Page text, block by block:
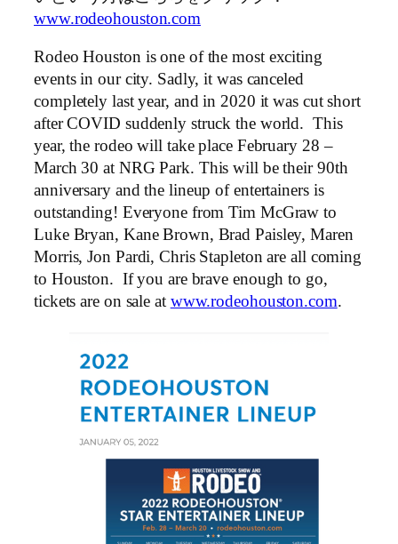
www.rodeohouston.com
Rodeo Houston is one of the most exciting
events in our city. Sadly, it was canceled
completely last year, and in 2020 it was cut short
after COVID suddenly struck the world. This
year, the rodeo will take place February 28 –
March 30 at NRG Park. This will be their 90th
anniversary and the lineup of entertainers is
outstanding! Everyone from Tim McGraw to
Luke Bryan, Kane Brown, Brad Paisley, Maren
Morris, Jon Pardi, Chris Stapleton are all coming
to Houston. If you are brave enough to go,
tickets are on sale at www.rodeohouston.com.